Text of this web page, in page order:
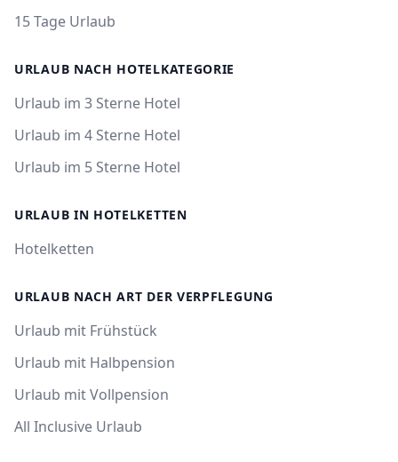
15 Tage Urlaub
URLAUB NACH HOTELKATEGORIE
Urlaub im 3 Sterne Hotel
Urlaub im 4 Sterne Hotel
Urlaub im 5 Sterne Hotel
URLAUB IN HOTELKETTEN
Hotelketten
URLAUB NACH ART DER VERPFLEGUNG
Urlaub mit Frühstück
Urlaub mit Halbpension
Urlaub mit Vollpension
All Inclusive Urlaub